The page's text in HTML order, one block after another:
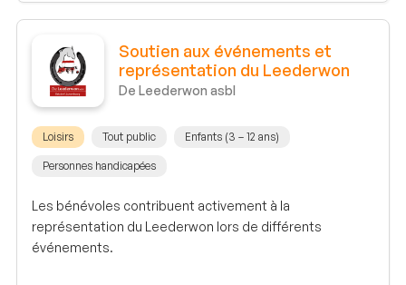
Soutien aux événements et
représentation du Leederwon
De Leederwon asbl
Loisirs Tout public Enfants (3 – 12 ans)
Personnes handicapées
Les bénévoles contribuent activement à la
représentation du Leederwon lors de différents
événements.